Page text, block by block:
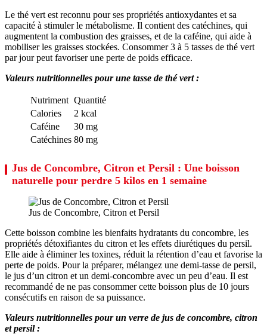
Le thé vert est reconnu pour ses propriétés antioxydantes et sa
capacité à stimuler le métabolisme. Il contient des catéchines, qui
augmentent la combustion des graisses, et de la caféine, qui aide à
mobiliser les graisses stockées. Consommer 3 à 5 tasses de thé vert
par jour peut favoriser une perte de poids efficace.
Valeurs nutritionnelles pour une tasse de thé vert :
Nutriment Quantité
Calories
2 kcal
Caféine
30 mg
Catéchines 80 mg
Jus de Concombre, Citron et Persil : Une boisson
naturelle pour perdre 5 kilos en 1 semaine
Jus de Concombre, Citron et Persil
Cette boisson combine les bienfaits hydratants du concombre, les
propriétés détoxifiantes du citron et les effets diurétiques du persil.
Elle aide à éliminer les toxines, réduit la rétention d’eau et favorise la
perte de poids. Pour la préparer, mélangez une demi-tasse de persil,
le jus d’un citron et un demi-concombre avec un peu d’eau. Il est
recommandé de ne pas consommer cette boisson plus de 10 jours
consécutifs en raison de sa puissance.
Valeurs nutritionnelles pour un verre de jus de concombre, citron
et persil :